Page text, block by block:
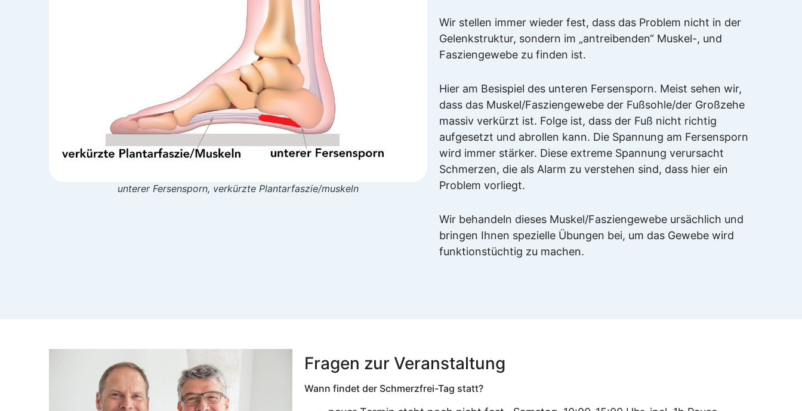
unterer Fersensporn, verkürzte Plantarfaszie/muskeln
Wir stellen immer wieder fest, dass das Problem nicht in der
Gelenkstruktur, sondern im „antreibenden“ Muskel-, und
Fasziengewebe zu finden ist.
Hier am Besispiel des unteren Fersensporn. Meist sehen wir,
dass das Muskel/Fasziengewebe der Fußsohle/der Großzehe
massiv verkürzt ist. Folge ist, dass der Fuß nicht richtig
aufgesetzt und abrollen kann. Die Spannung am Fersensporn
wird immer stärker. Diese extreme Spannung verursacht
Schmerzen, die als Alarm zu verstehen sind, dass hier ein
Problem vorliegt.
Wir behandeln dieses Muskel/Fasziengewebe ursächlich und
bringen Ihnen spezielle Übungen bei, um das Gewebe wird
funktionstüchtig zu machen.
Fragen zur Veranstaltung
Wann findet der Schmerzfrei-Tag statt?